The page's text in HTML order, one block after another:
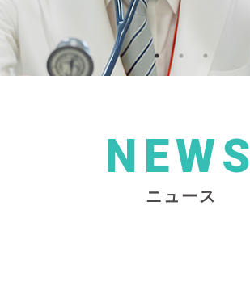
NEWS
ニュース